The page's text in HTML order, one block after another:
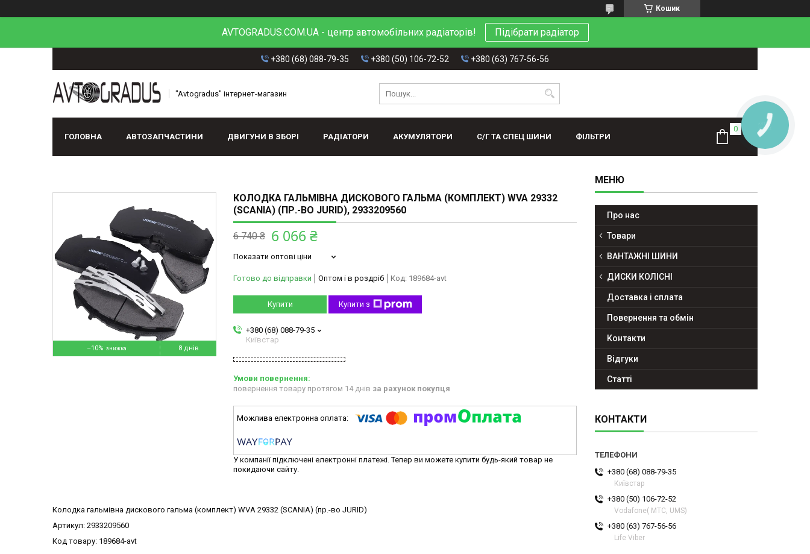
Кошик
AVTOGRADUS.COM.UA - центр автомобільних радіаторів! Підібрати радіатор
+380 (68) 088-79-35 +380 (50) 106-72-52 +380 (63) 767-56-56
"Avtogradus" інтернет-магазин
ГОЛОВНА АВТОЗАПЧАСТИНИ ДВИГУНИ В ЗБОРІ РАДІАТОРИ АКУМУЛЯТОРИ С/Г ТА СПЕЦ ШИНИ ФІЛЬТРИ
–10% 8 днів
КОЛОДКА ГАЛЬМІВНА ДИСКОВОГО ГАЛЬМА (КОМПЛЕКТ) WVA 29332
(SCANIA) (ПР.-ВО JURID), 2933209560
6 740 ₴ 6 066 ₴
Показати оптові ціни
Готово до відправки Оптом і в роздріб Код: 189684-avt
Купити Купити з
+380 (68) 088-79-35
Київстар
повернення товару протягом 14 днів за рахунок покупця
У компанії підключені електронні платежі. Тепер ви можете купити будь-який товар не
покидаючи сайту.
Колодка гальмівна дискового гальма (комплект) WVA 29332 (SCANIA) (пр.-во JURID)
Артикул: 2933209560
Код товару: 189684-avt
Про нас
Товари
ВАНТАЖНІ ШИНИ
ДИСКИ КОЛІСНІ
Доставка і сплата
Повернення та обмін
Контакти
Відгуки
Статті
КОНТАКТИ
+380 (68) 088-79-35
Київстар
+380 (50) 106-72-52
Vodafone( МТС, UMS)
+380 (63) 767-56-56
Life Viber
КНОПКА
ЗВ'ЯЗКУ